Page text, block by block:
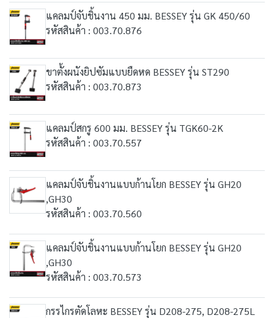
แคลมป์จับชิ้นงาน 450 มม. BESSEY รุ่น GK 450/60
รหัสสินค้า : 003.70.876
ขาตั้งผนังยิปซัมแบบยืดหด BESSEY รุ่น ST290
รหัสสินค้า : 003.70.873
แคลมป์สกรู 600 มม. BESSEY รุ่น TGK60-2K
รหัสสินค้า : 003.70.557
แคลมป์จับชิ้นงานแบบก้านโยก BESSEY รุ่น GH20
,GH30
รหัสสินค้า : 003.70.560
แคลมป์จับชิ้นงานแบบก้านโยก BESSEY รุ่น GH20
,GH30
รหัสสินค้า : 003.70.573
กรรไกรตัดโลหะ BESSEY รุ่น D208-275, D208-275L